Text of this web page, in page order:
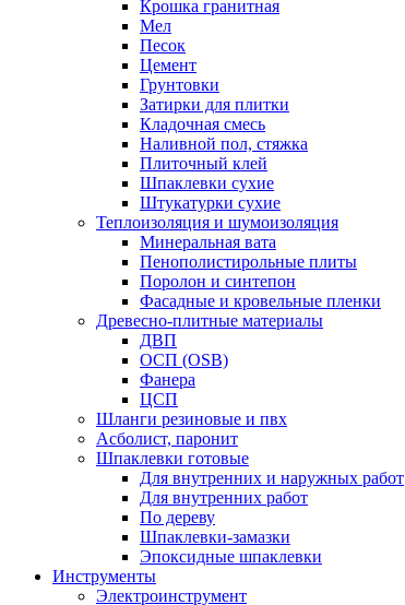
Крошка гранитная
Мел
Песок
Цемент
Грунтовки
Затирки для плитки
Кладочная смесь
Наливной пол, стяжка
Плиточный клей
Шпаклевки сухие
Штукатурки сухие
Теплоизоляция и шумоизоляция
Минеральная вата
Пенополистирольные плиты
Поролон и синтепон
Фасадные и кровельные пленки
Древесно-плитные материалы
ДВП
ОСП (OSB)
Фанера
ЦСП
Шланги резиновые и пвх
Асболист, паронит
Шпаклевки готовые
Для внутренних и наружных работ
Для внутренних работ
По дереву
Шпаклевки-замазки
Эпоксидные шпаклевки
Инструменты
Электроинструмент